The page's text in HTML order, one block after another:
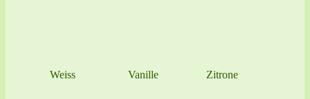
Weiss Vanille Zitrone